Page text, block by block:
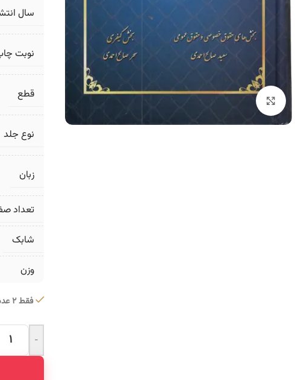
سال
نوبت
قطع
نوع جلد
زبان
تعداد
شابک
وزن
فقط 2 عدد در انبار موجود است
-
Alternative: